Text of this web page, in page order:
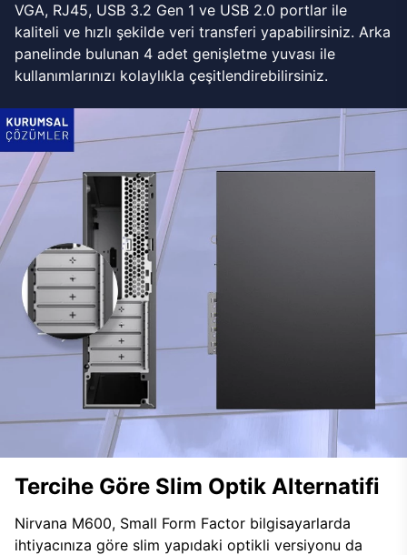
VGA, RJ45, USB 3.2 Gen 1 ve USB 2.0 portlar ile
kaliteli ve hızlı şekilde veri transferi yapabilirsiniz. Arka
panelinde bulunan 4 adet genişletme yuvası ile
kullanımlarınızı kolaylıkla çeşitlendirebilirsiniz.
Tercihe Göre Slim Optik Alternatifi
Nirvana M600, Small Form Factor bilgisayarlarda
ihtiyacınıza göre slim yapıdaki optikli versiyonu da